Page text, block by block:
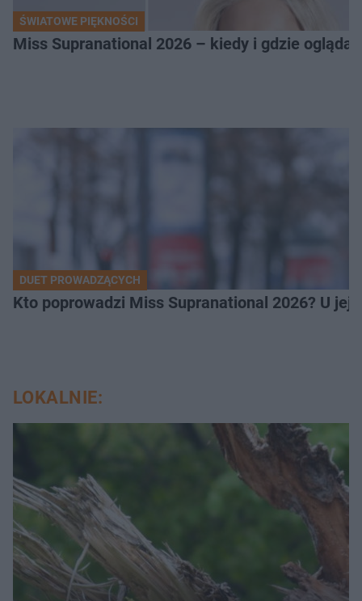
ŚWIATOWE PIĘKNOŚCI
Miss Supranational 2026 – kiedy i gdzie
DUET PROWADZĄCYCH
Kto poprowadzi Miss Supranational 2026? U jej
LOKALNIE: